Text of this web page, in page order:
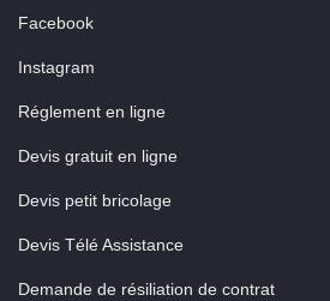
Facebook
Instagram
Réglement en ligne
Devis gratuit en ligne
Devis petit bricolage
Devis Télé Assistance
Demande de résiliation de contrat